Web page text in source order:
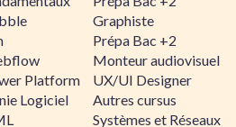
Platform
Logiciel
Graphiste
Prépa Bac +2
Monteur audiovisuel
UX/UI Designer
Autres cursus
Systèmes et Réseaux